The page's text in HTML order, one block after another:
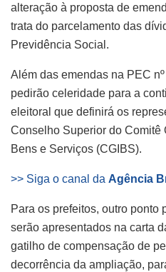
alteração à proposta de
trata do parcelamento das
Previdência Social.
Além das emendas na PEC
pedirão celeridade para a
eleitoral que definirá os
Conselho Superior do Comitê
Bens e Serviços (CGIBS).
>> Siga o canal da Agência
Para os prefeitos, outro ponto
serão apresentados na carta
gatilho de compensação de
decorrência da ampliação,